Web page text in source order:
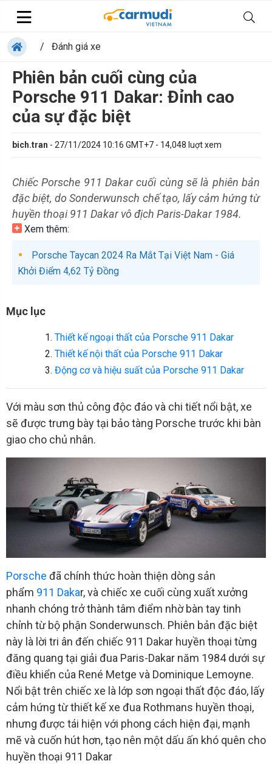
/ Đánh giá xe
Phiên bản cuối cùng của
Porsche 911 Dakar: Đỉnh cao
của sự đặc biệt
bich.tran - 27/11/2024 10:16 GMT+7 - 14,048 luợt xem
Chiếc Porsche 911 Dakar cuối cùng sẽ là phiên bản
đặc biệt, do Sonderwunsch chế tạo, lấy cảm hứng từ
huyền thoại 911 Dakar vô địch Paris-Dakar 1984.
Xem thêm:
Porsche Taycan 2024 Ra Mắt Tại Việt Nam - Giá
Khởi Điểm 4,62 Tỷ Đồng
Mục lục
Thiết kế ngoại thất của Porsche 911 Dakar
Thiết kế nội thất của Porsche 911 Dakar
Động cơ và hiệu suất của Porsche 911 Dakar
Với màu sơn thủ công độc đáo và chi tiết nổi bật, xe
sẽ được trưng bày tại bảo tàng Porsche trước khi bàn
giao cho chủ nhân.
Porsche đã chính thức hoàn thiện dòng sản
phẩm 911 Dakar, và chiếc xe cuối cùng xuất xưởng
nhanh chóng trở thành tâm điểm nhờ bàn tay tinh
chỉnh từ bộ phận Sonderwunsch. Phiên bản đặc biệt
này là lời tri ân đến chiếc 911 Dakar huyền thoại từng
đăng quang tại giải đua Paris-Dakar năm 1984 dưới sự
điều khiển của René Metge và Dominique Lemoyne.
Nổi bật trên chiếc xe là lớp sơn ngoại thất độc đáo, lấy
cảm hứng từ thiết kế xe đua Rothmans huyền thoại,
nhưng được tái hiện với phong cách hiện đại, mạnh
mẽ và cuốn hút hơn, tạo nên một dấu ấn khó quên cho
huyền thoại 911 Dakar